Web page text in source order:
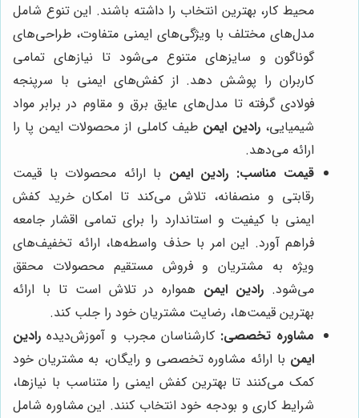
محیط کار، بهترین انتخاب را داشته باشند. این تنوع شامل
مدل‌های مختلف با ویژگی‌های ایمنی متفاوت، طراحی‌های
گوناگون و سایزهای متنوع می‌شود تا نیازهای تمامی
کاربران را پوشش دهد. از کفش‌های ایمنی با سرپنجه
فولادی گرفته تا مدل‌های عایق برق و مقاوم در برابر مواد
شیمیایی،رادین ایمن طیف کاملی از محصولات ایمن پا را
ارائه می‌دهد.
قیمت مناسب: رادین ایمن با ارائه محصولات با قیمت
رقابتی و منصفانه، تلاش می‌کند تا امکان خرید کفش
ایمنی با کیفیت و استاندارد را برای تمامی اقشار جامعه
فراهم آورد. این امر با حذف واسطه‌ها، ارائه تخفیف‌های
ویژه به مشتریان و فروش مستقیم محصولات محقق
می‌شود. رادین ایمن همواره در تلاش است تا با ارائه
بهترین قیمت‌ها، رضایت مشتریان خود را جلب کند.
مشاوره تخصصی: کارشناسان مجرب و آموزش‌دیده رادین
ایمن با ارائه مشاوره تخصصی و رایگان، به مشتریان خود
کمک می‌کنند تا بهترین کفش ایمنی را متناسب با نیازها،
شرایط کاری و بودجه خود انتخاب کنند. این مشاوره شامل